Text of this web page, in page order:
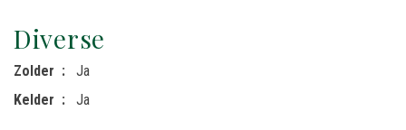
Diverse
Zolder
Ja
Kelder
Ja